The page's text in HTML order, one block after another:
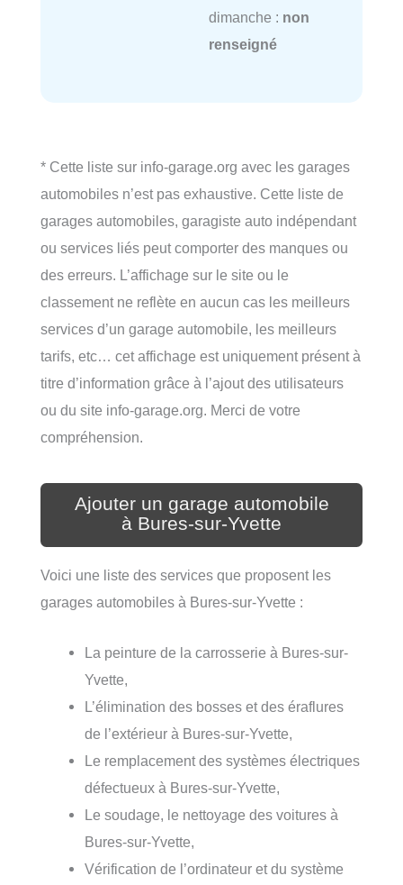
dimanche : non
renseigné
* Cette liste sur info-garage.org avec les garages
automobiles n’est pas exhaustive. Cette liste de
garages automobiles, garagiste auto indépendant
ou services liés peut comporter des manques ou
des erreurs. L’affichage sur le site ou le
classement ne reflète en aucun cas les meilleurs
services d’un garage automobile, les meilleurs
tarifs, etc… cet affichage est uniquement présent à
titre d’information grâce à l’ajout des utilisateurs
ou du site info-garage.org. Merci de votre
compréhension.
Ajouter un garage automobile
à Bures-sur-Yvette
Voici une liste des services que proposent les
garages automobiles à Bures-sur-Yvette :
La peinture de la carrosserie à Bures-sur-
Yvette,
L’élimination des bosses et des éraflures
de l’extérieur à Bures-sur-Yvette,
Le remplacement des systèmes électriques
défectueux à Bures-sur-Yvette,
Le soudage, le nettoyage des voitures à
Bures-sur-Yvette,
Vérification de l’ordinateur et du système